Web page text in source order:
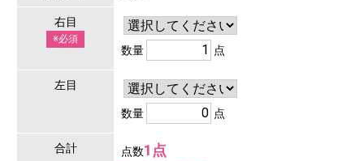
右目
※必須
数量 点
左目
数量 点
合計 点数1点